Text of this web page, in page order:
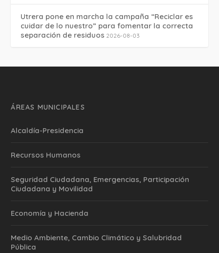
Utrera pone en marcha la campaña “Reciclar es
cuidar de lo nuestro” para fomentar la correcta
separación de residuos 2026-08-03
ÁREAS MUNICIPALES
Alcaldía-Presidencia
Recursos Humanos
Seguridad Ciudadana, Emergencias, Participación
Ciudadana y Movilidad
Economía y Hacienda
Medio Ambiente, Cambio Climático y Salubridad
Pública